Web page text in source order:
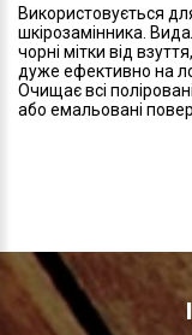
Використовується
шкірозамінника.
чорні мітки від
дуже ефективно на
Очищає всі
або емальовані